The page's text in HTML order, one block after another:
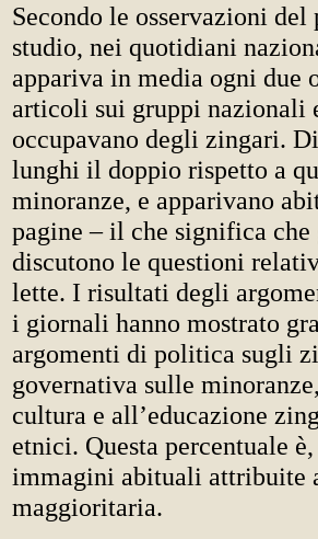
Secondo le osservazioni
studio, nei quotidiani
appariva in media ogni
articoli sui gruppi nazionali
occupavano degli zingari.
lunghi il doppio rispetto a
minoranze, e apparivano
pagine – il che significa
discutono le questioni
lette. I risultati degli
i giornali hanno mostrato
argomenti di politica sugli
governativa sulle
cultura e all’educazione
etnici. Questa percentuale
immagini abituali attribuite
maggioritaria.